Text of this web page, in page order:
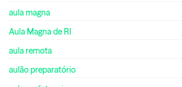
aula magna
Aula Magna de RI
aula remota
aulão preparatório